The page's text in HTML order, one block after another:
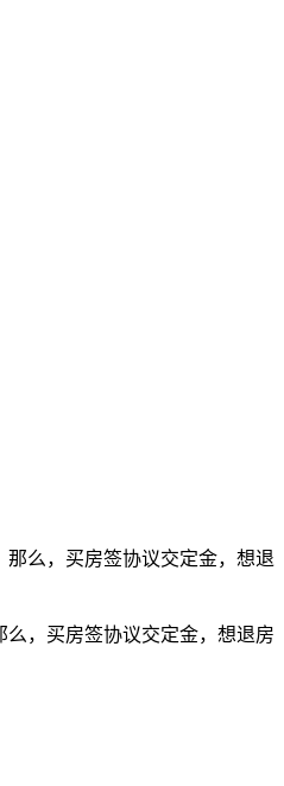
么，买房签协议交定金，想退
，买房签协议交定金，想退房